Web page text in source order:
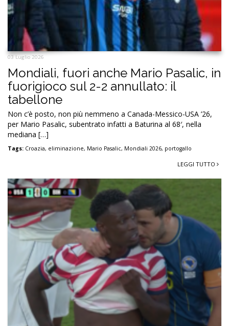
03 Luglio 2026
Mondiali, fuori anche Mario Pasalic, in
fuorigioco sul 2-2 annullato: il
tabellone
Non c’è posto, non più nemmeno a Canada-Messico-USA ’26,
per Mario Pasalic, subentrato infatti a Baturina al 68′, nella
mediana […]
Tags: Croazia, eliminazione, Mario Pasalic, Mondiali 2026, portogallo
LEGGI TUTTO